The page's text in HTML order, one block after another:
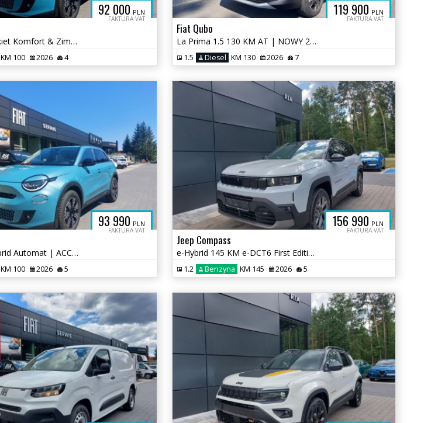
92 000 PLN
FAKTURA VAT
1.2 100KM | Pakiet Komfort & Zimowy | Kamera Cofania | Salon PL
KM 100 2026 4
119 900 PLN
FAKTURA VAT
Fiat Qubo
La Prima 1.5 130 KM AT | NOWY 2026 | Dach Magic Top | Ekran 10" | Auto
1.5 Diesel KM 130 2026 7
93 990 PLN
FAKTURA VAT
La Prima 1.2 Hybrid Automat | ACC | Aut. | 2026
KM 100 2026 5
156 990 PLN
FAKTURA VAT
Jeep Compass
e-Hybrid 145 KM e-DCT6 First Edition / LED Matryce / Dach Panor.
1.2 Benzyna KM 145 2026 5